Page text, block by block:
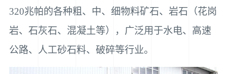
320兆帕的各种粗、中、细物料矿石、岩石（花岗
岩、石灰石、混凝土等），广泛用于水电、高速
公路、人工砂石料、破碎等行业。